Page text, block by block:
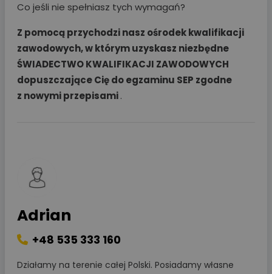
Co jeśli nie spełniasz tych wymagań?
Z pomocą przychodzi nasz ośrodek kwalifikacji
zawodowych, w którymuzyskasz niezbędne
ŚWIADECTWO KWALIFIKACJI ZAWODOWYCH
dopuszczające Cię do egzaminu SEP zgodne
z nowymi przepisami.
Adrian
+48 535 333 160
Działamy na terenie całej Polski. Posiadamy własne